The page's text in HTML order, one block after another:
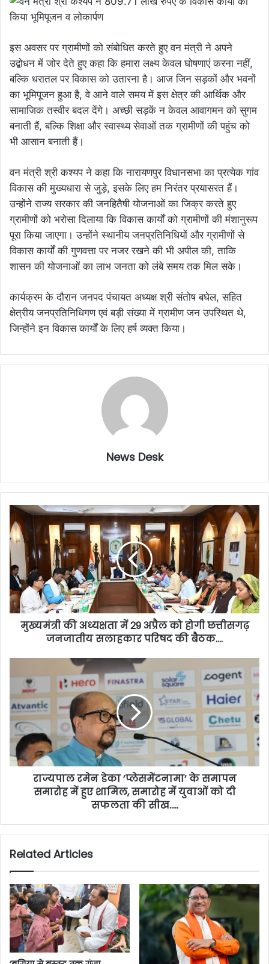
इस अवसर पर ग्रामीणों को संबोधित करते हुए वन मंत्री ने अपने
उद्बोधन में जोर देते हुए कहा कि हमारा लक्ष्य केवल घोषणाएं करना नहीं,
बल्कि धरातल पर विकास को उतारना है। आज जिन सड़कों और भवनों
का भूमिपूजन हुआ है, वे आने वाले समय में इस क्षेत्र की आर्थिक और
सामाजिक तस्वीर बदल देंगे। अच्छी सड़कें न केवल आवागमन को सुगम
बनाती हैं, बल्कि शिक्षा और स्वास्थ्य सेवाओं तक ग्रामीणों की पहुंच को
भी आसान बनाती हैं।
वन मंत्री श्री कश्यप ने कहा कि नारायणपुर विधानसभा का प्रत्येक गांव
विकास की मुख्यधारा से जुड़े, इसके लिए हम निरंतर प्रयासरत हैं।
उन्होंने राज्य सरकार की जनहितैषी योजनाओं का जिक्र करते हुए
ग्रामीणों को भरोसा दिलाया कि विकास कार्यों को ग्रामीणों की मंशानुरूप
पूरा किया जाएगा। उन्होंने स्थानीय जनप्रतिनिधियों और ग्रामीणों से
विकास कार्यों की गुणवत्ता पर नजर रखने की भी अपील की, ताकि
शासन की योजनाओं का लाभ जनता को लंबे समय तक मिल सके।
कार्यक्रम के दौरान जनपद पंचायत अध्यक्ष श्री संतोष बघेल, सहित
क्षेत्रीय जनप्रतिनिधिगण एवं बड़ी संख्या में ग्रामीण जन उपस्थित थे,
जिन्होंने इन विकास कार्यों के लिए हर्ष व्यक्त किया।
News Desk
मुख्यमंत्री की अध्यक्षता में 29 अप्रैल को होगी छत्तीसगढ़
जनजातीय सलाहकार परिषद की बैठक….
राज्यपाल रमेन डेका ’प्लेसमेंटनामा’ के समापन
समारोह में हुए शामिल, समारोह में युवाओं को दी
सफलता की सीख…..
Related Articles